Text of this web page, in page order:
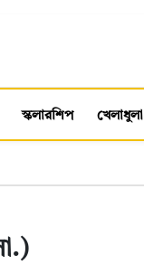
স্কলারশিপ খেলাধুলা